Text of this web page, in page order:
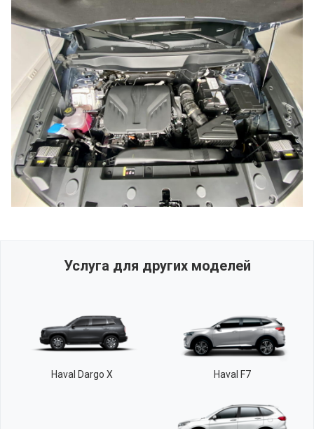
Услуга для других моделей
Haval Dargo X Haval F7